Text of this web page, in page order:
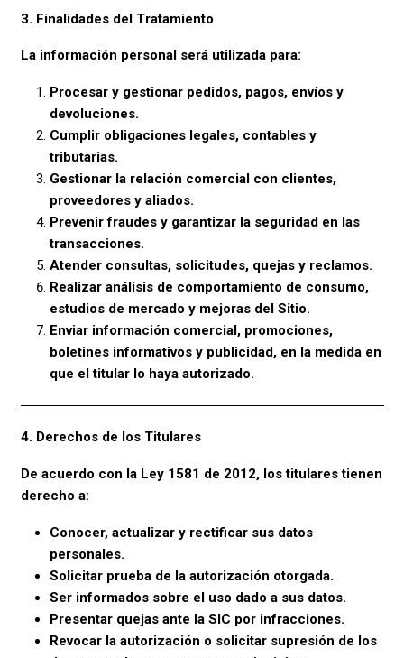
3. Finalidades del Tratamiento
La información personal será utilizada para:
Procesar y gestionar pedidos, pagos, envíos y
devoluciones.
Cumplir obligaciones legales, contables y
tributarias.
Gestionar la relación comercial con clientes,
proveedores y aliados.
Prevenir fraudes y garantizar la seguridad en las
transacciones.
Atender consultas, solicitudes, quejas y reclamos.
Realizar análisis de comportamiento de consumo,
estudios de mercado y mejoras del Sitio.
Enviar información comercial, promociones,
boletines informativos y publicidad, en la medida en
que el titular lo haya autorizado.
4. Derechos de los Titulares
De acuerdo con la Ley 1581 de 2012, los titulares tienen
derecho a:
Conocer, actualizar y rectificar sus datos
personales.
Solicitar prueba de la autorización otorgada.
Ser informados sobre el uso dado a sus datos.
Presentar quejas ante la SIC por infracciones.
Revocar la autorización o solicitar supresión de los